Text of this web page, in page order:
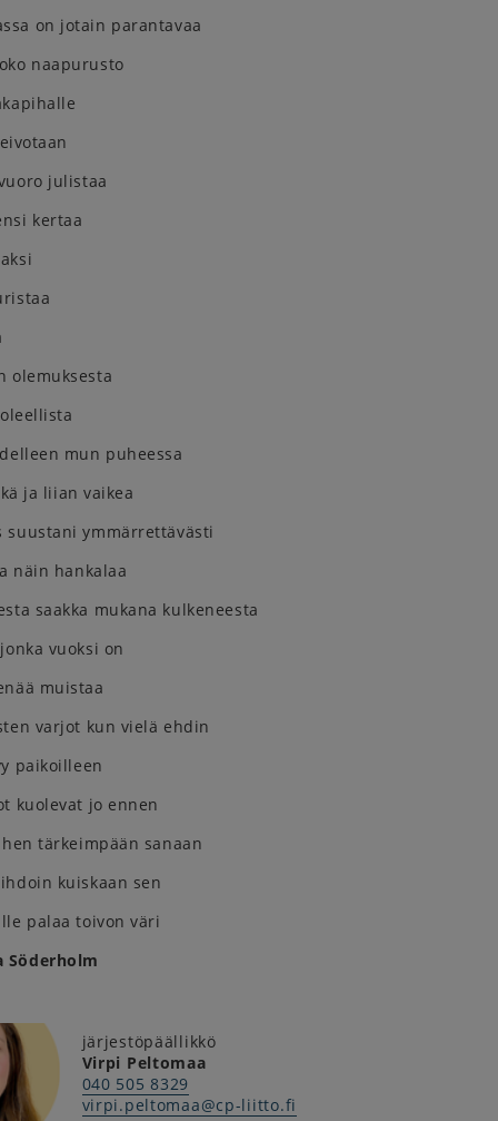
on jotain parantavaa
naapurusto
julistaa
kertaa
olemuksesta
mun puheessa
ja liian vaikea
suustani ymmärrettävästi
näin hankalaa
saakka mukana kulkeneesta
vuoksi on
muistaa
varjot kun vielä ehdin
paikoilleen
kuolevat jo ennen
tärkeimpään sanaan
kuiskaan sen
palaa toivon väri
Söderholm
järjestöpäällikkö
Virpi Peltomaa
040 505 8329
virpi.peltomaa@cp-liitto.fi